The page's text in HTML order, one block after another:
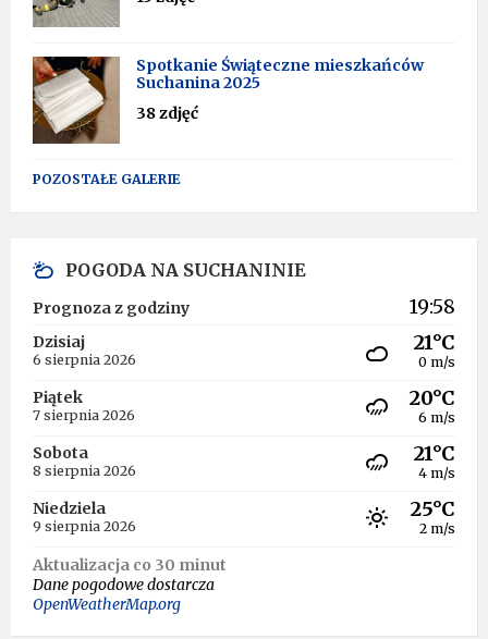
Spotkanie Świąteczne mieszkańców
Suchanina 2025
38 zdjęć
POZOSTAŁE GALERIE
POGODA NA SUCHANINIE
Prognoza z godziny 19:58
Dzisiaj
6 sierpnia 2026
21°C
0 m/s
Piątek
7 sierpnia 2026
20°C
6 m/s
Sobota
8 sierpnia 2026
21°C
4 m/s
Niedziela
9 sierpnia 2026
25°C
2 m/s
Aktualizacja co 30 minut
Dane pogodowe dostarcza
OpenWeatherMap.org